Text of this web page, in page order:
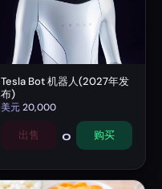
Tesla Bot 机器人(2027年发
布)
美元20,000
出售 0 购买